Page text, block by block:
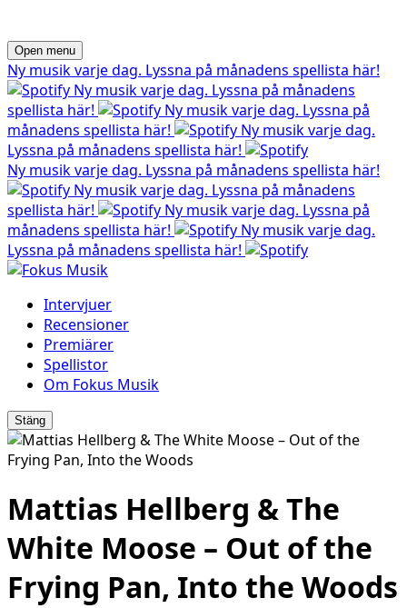
Open menu
Ny musik varje dag. Lyssna på månadens spellista här!
Ny musik varje dag. Lyssna på månadens
spellista här!
Ny musik varje dag. Lyssna på
månadens spellista här!
Ny musik varje dag.
Lyssna på månadens spellista här!
Ny musik varje dag. Lyssna på månadens spellista här!
Ny musik varje dag. Lyssna på månadens
spellista här!
Ny musik varje dag. Lyssna på
månadens spellista här!
Ny musik varje dag.
Lyssna på månadens spellista här!
Intervjuer
Recensioner
Premiärer
Spellistor
Om Fokus Musik
Stäng
Mattias Hellberg & The
White Moose – Out of the
Frying Pan, Into the Woods